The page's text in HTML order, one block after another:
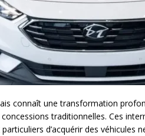
connaît une transformation
traditionnelles. Ces
d’acquérir des véhicules